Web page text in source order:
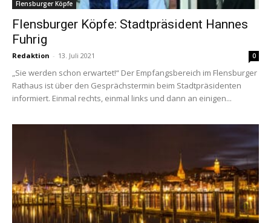
Flensburger Köpfe
Flensburger Köpfe: Stadtpräsident Hannes
Fuhrig
Redaktion - 13. Juli 2021 0
„Sie werden schon erwartet!“ Der Empfangsbereich im Flensburger
Rathaus ist über den Gesprächstermin beim Stadtpräsidenten
informiert. Einmal rechts, einmal links und dann an einigen...